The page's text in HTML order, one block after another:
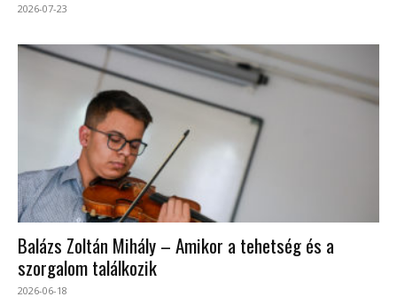
2026-07-23
Balázs Zoltán Mihály – Amikor a tehetség és a
szorgalom találkozik
2026-06-18